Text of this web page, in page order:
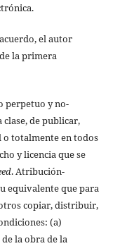
el autor
la primera
perpetuo y no-
de publicar,
o totalmente en todos
y licencia que se
. Atribución-
equivalente que para
copiar, distribuir,
(a)
la obra de la